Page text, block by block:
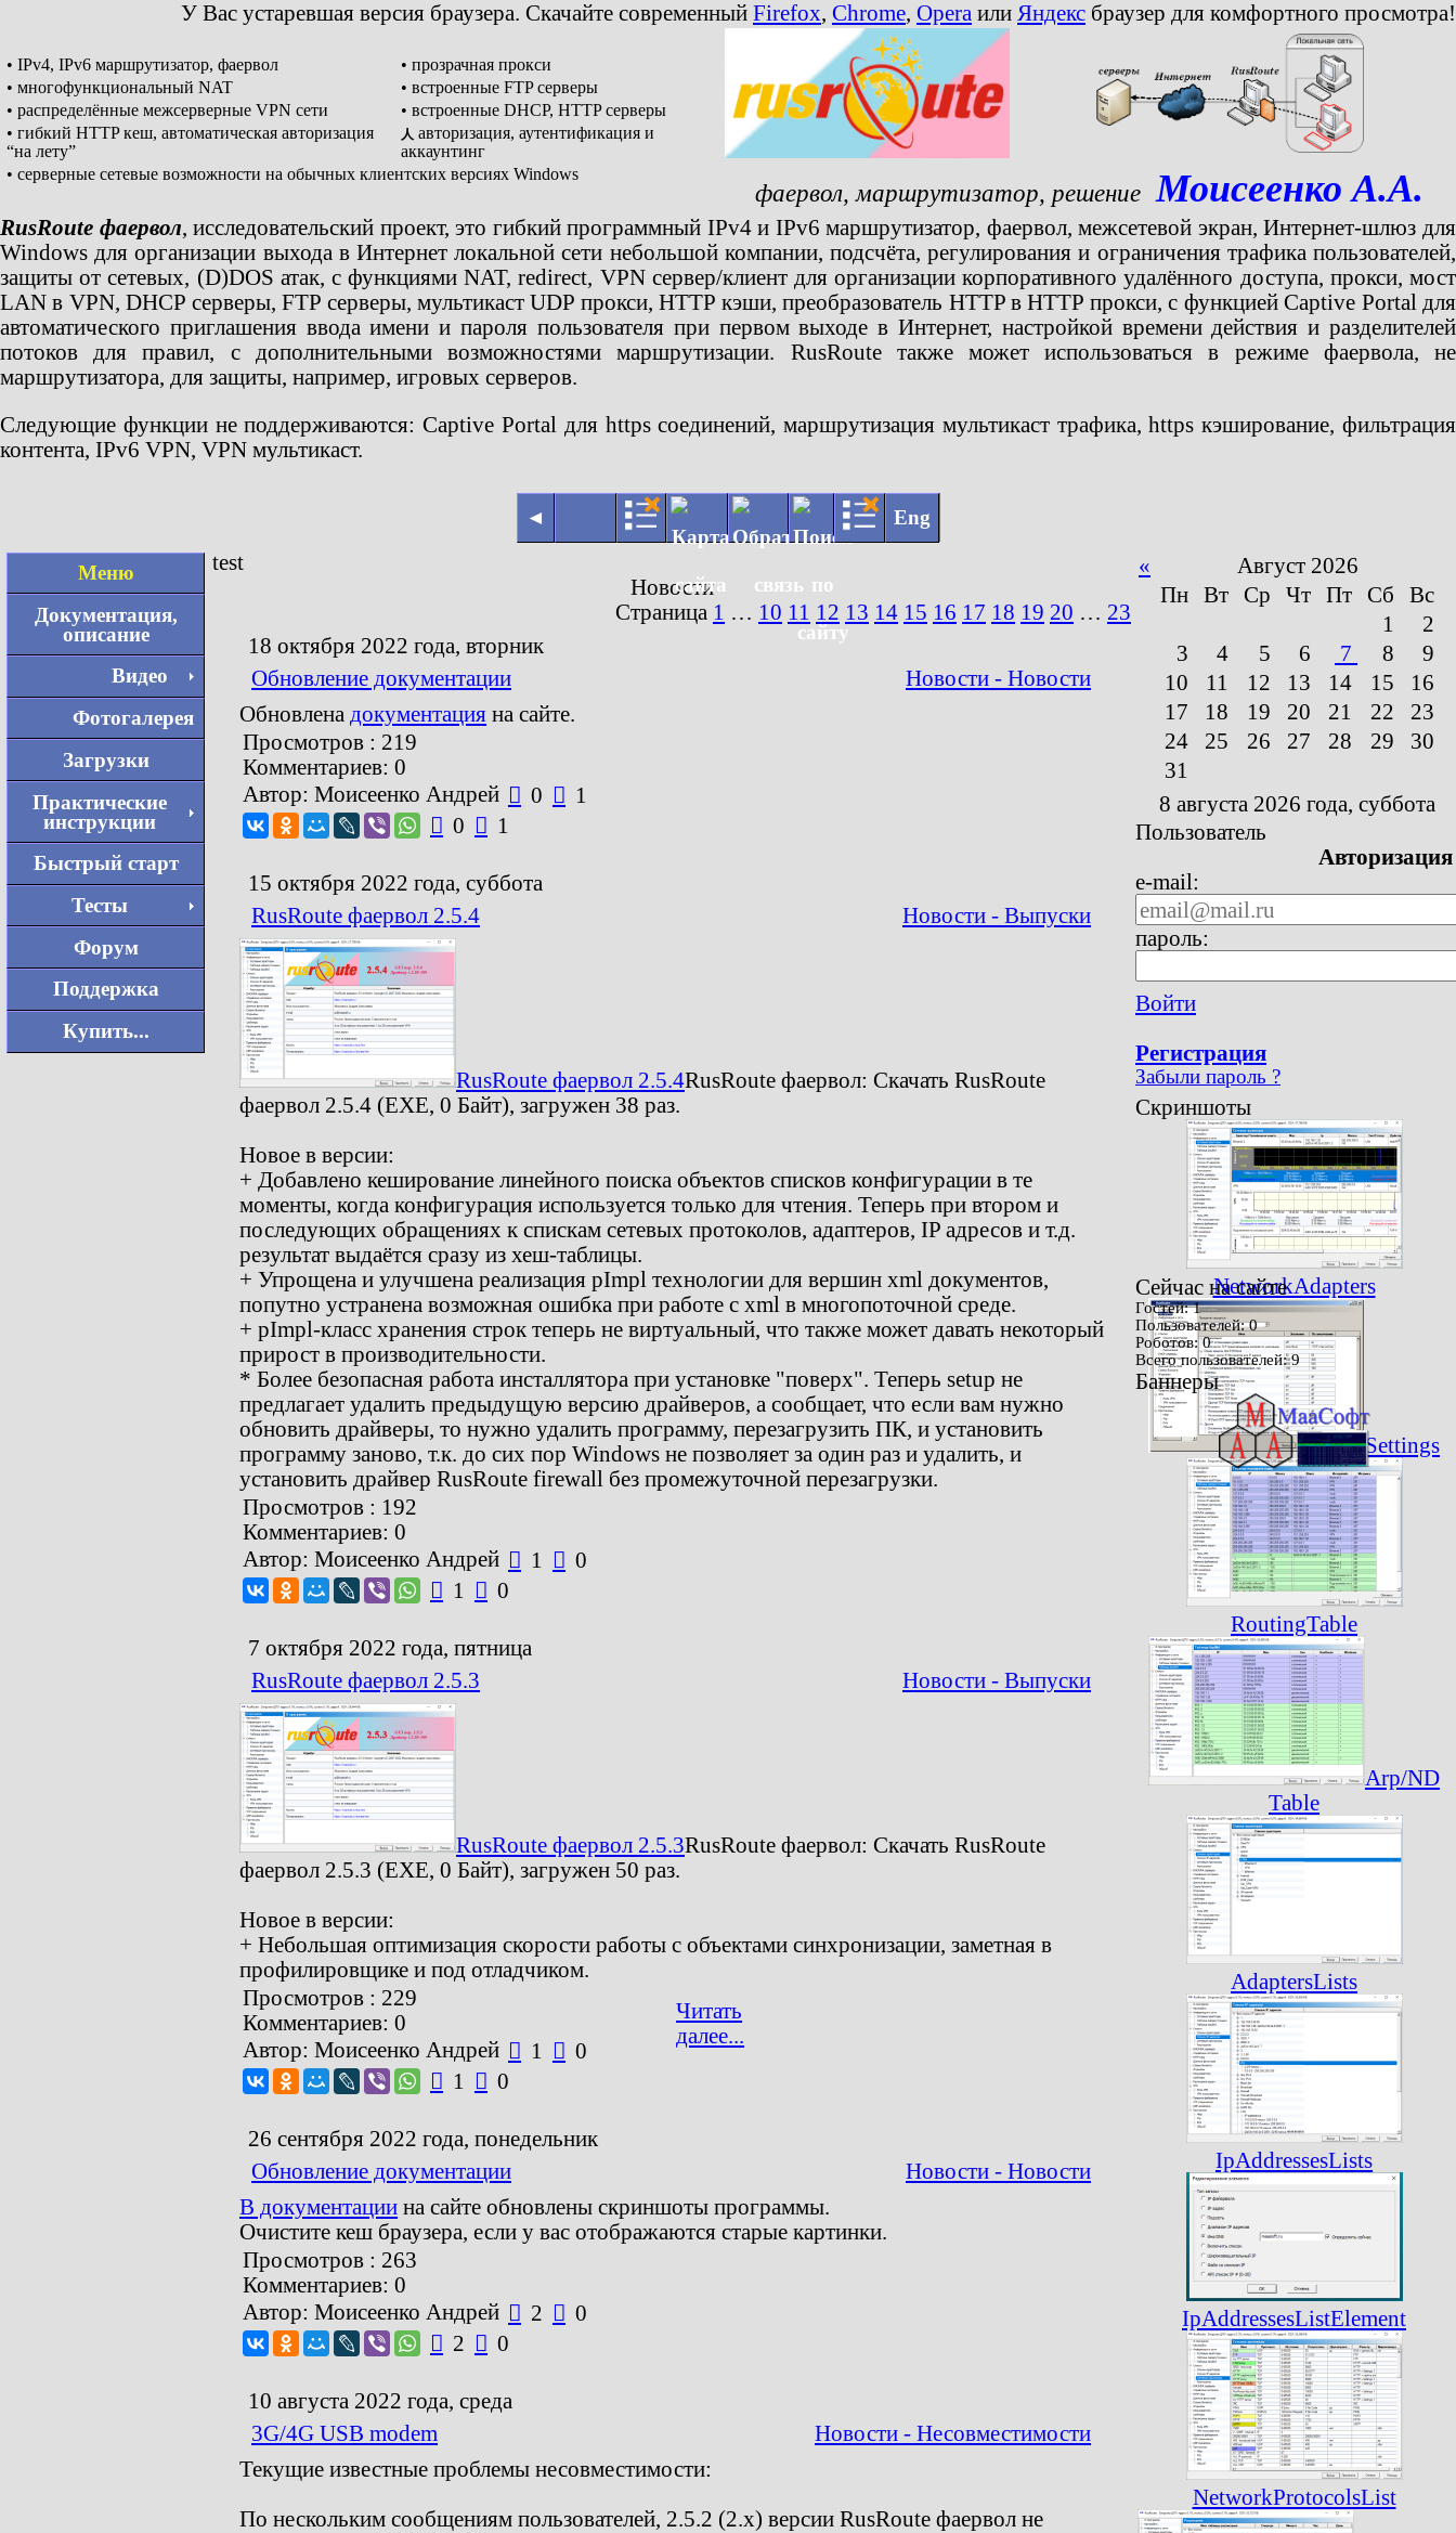
У Вас устаревшая версия браузера. Скачайте современный Firefox, Chrome, Opera или Яндекс браузер для комфортного просмотра!
• IPv4, IPv6 маршрутизатор, фаервол
• прозрачная прокси
• многофункциональный NAT
• встроенные FTP серверы
• распределённые межсерверные VPN сети
• встроенные DHCP, HTTP серверы
• гибкий HTTP кеш, автоматическая авторизация
“на лету”
人 авторизация, аутентификация и
аккаунтинг
• серверные сетевые возможности на обычных клиентских версиях Windows
фаервол, маршрутизатор, решение Моисеенко А.А.
RusRoute фаервол, исследовательский проект, это гибкий программный IPv4 и IPv6 маршрутизатор, фаервол, межсетевой экран, Интернет-шлюз для
Windows для организации выхода в Интернет локальной сети небольшой компании, подсчёта, регулирования и ограничения трафика пользователей,
защиты от сетевых, (D)DOS атак, с функциями NAT, redirect, VPN сервер/клиент для организации корпоративного удалённого доступа, прокси, мост
LAN в VPN, DHCP серверы, FTP серверы, мультикаст UDP прокси, HTTP кэши, преобразователь HTTP в HTTP прокси, с функцией Captive Portal для
автоматического приглашения ввода имени и пароля пользователя при первом выходе в Интернет, настройкой времени действия и разделителей
потоков для правил, с дополнительными возможностями маршрутизации. RusRoute также может использоваться в режиме фаервола, не
маршрутизатора, для защиты, например, игровых серверов.
Следующие функции не поддерживаются: Captive Portal для https соединений, маршрутизация мультикаст трафика, https кэширование, фильтрация
контента, IPv6 VPN, VPN мультикаст.
◄ Eng
Меню
Документация,
описание
Видео
Фотогалерея
Загрузки
Практические
инструкции
Быстрый старт
Тесты
Форум
Поддержка
Купить...
test
Новости
Страница 1 10 11 12 13 14 15 16 17 18 19 20
23
18 октября 2022 года, вторник
Обновление документации
Новости - Новости
Обновлена документация на сайте.
Просмотров : 219
Комментариев: 0
Автор: Моисеенко Андрей  0  1
 0  1
15 октября 2022 года, суббота
RusRoute фаервол 2.5.4
Новости - Выпуски
RusRoute фаервол 2.5.4RusRoute фаервол: Скачать RusRoute
фаервол 2.5.4 (EXE, 0 Байт) , загружен 38 раз.
Новое в версии:
+ Добавлено кеширование линейного поиска объектов списков конфигурации в те
моменты, когда конфигурация используется только для чтения. Теперь при втором и
последующих обращениях к спискам сетевых протоколов, адаптеров, IP адресов и т.д.
результат выдаётся сразу из хеш-таблицы.
+ Упрощена и улучшена реализация pImpl технологии для вершин xml документов,
попутно устранена возможная ошибка при работе с xml в многопоточной среде.
+ pImpl-класс хранения строк теперь не виртуальный, что также может давать некоторый
прирост в производительности.
* Более безопасная работа инсталлятора при установке "поверх". Теперь setup не
предлагает удалить предыдущую версию драйверов, а сообщает, что если вам нужно
обновить драйверы, то нужно удалить программу, перезагрузить ПК, и установить
программу заново, т.к. до сих пор Windows не позволяет за один раз и удалить, и
установить драйвер RusRoute firewall без промежуточной перезагрузки.
Просмотров : 192
Комментариев: 0
Автор: Моисеенко Андрей  1  0
 1  0
7 октября 2022 года, пятница
RusRoute фаервол 2.5.3
Новости - Выпуски
RusRoute фаервол 2.5.3RusRoute фаервол: Скачать RusRoute
фаервол 2.5.3 (EXE, 0 Байт) , загружен 50 раз.
Новое в версии:
+ Небольшая оптимизация скорости работы с объектами синхронизации, заметная в
профилировщике и под отладчиком.
Просмотров : 229
Комментариев: 0
Автор: Моисеенко Андрей  1  0
Читать
далее...
 1  0
26 сентября 2022 года, понедельник
Обновление документации
Новости - Новости
В документации на сайте обновлены скриншоты программы.
Очистите кеш браузера, если у вас отображаются старые картинки.
Просмотров : 263
Комментариев: 0
Автор: Моисеенко Андрей  2  0
 2  0
10 августа 2022 года, среда
3G/4G USB modem
Новости - Несовместимости
Текущие известные проблемы несовместимости:
По нескольким сообщениям пользователей, 2.5.2 (2.х) версии RusRoute фаервол не
«
Август 2026
Пн
Вт Ср Чт Пт Сб
Вс
1
2
3
4 5 6 7 8
9
10
11 12 13 14 15
16
17
18 19 20 21 22
23
24
25 26 27 28 29
30
31
8 августа 2026 года, суббота
Пользователь
Авторизация
e-mail:
пароль:
Войти
Регистрация
Забыли пароль ?
Скриншоты
NetworkAdapters
Settings
RoutingTable
Arp/ND
Table
AdaptersLists
IpAddressesLists
IpAddressesListElement
NetworkProtocolsList
Сейчас на сайте
Гостей: 1
Пользователей: 0
Роботов: 0
Всего пользователей: 9
Баннеры